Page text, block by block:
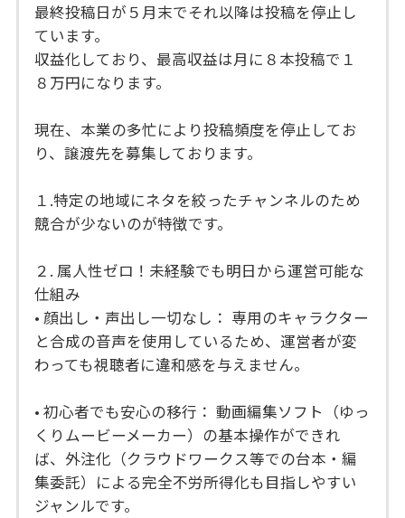
最終投稿日が５月末でそれ以降は投稿を停止し
ています。
収益化しており、最高収益は月に８本投稿で１
８万円になります。
現在、本業の多忙により投稿頻度を停止してお
り、譲渡先を募集しております。
１.特定の地域にネタを絞ったチャンネルのため
競合が少ないのが特徴です。
２. 属人性ゼロ！未経験でも明日から運営可能な
仕組み
• 顔出し・声出し一切なし： 専用のキャラクター
と合成の音声を使用しているため、運営者が変
わっても視聴者に違和感を与えません。
• 初心者でも安心の移行： 動画編集ソフト（ゆっ
くりムービーメーカー）の基本操作ができれ
ば、外注化（クラウドワークス等での台本・編
集委託）による完全不労所得化も目指しやすい
ジャンルです。